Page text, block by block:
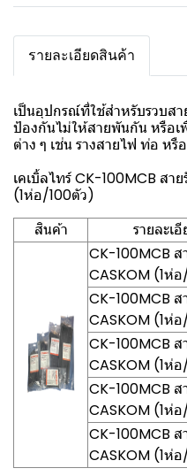
รายละเอียดสินค้า
เป็นอุปกรณ์ที่ใช้สำหรับรวบสา
ป้องกันไม่ให้สายพันกัน หรือเ
ต่าง ๆ เช่น รางสายไฟ ท่อ หรื
เคเบิ้ลไทร์ CK-100MCB สา
(1ห่อ/100ตัว)
สินค้า
รายละเ
CK-100MCB ส
CASKOM (1ห่
CK-100MCB ส
CASKOM (1ห่
CK-100MCB ส
CASKOM (1ห่
CK-100MCB ส
CASKOM (1ห่
CK-100MCB ส
CASKOM (1ห่